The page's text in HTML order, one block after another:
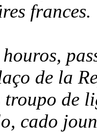
frances.
de la
de
cado